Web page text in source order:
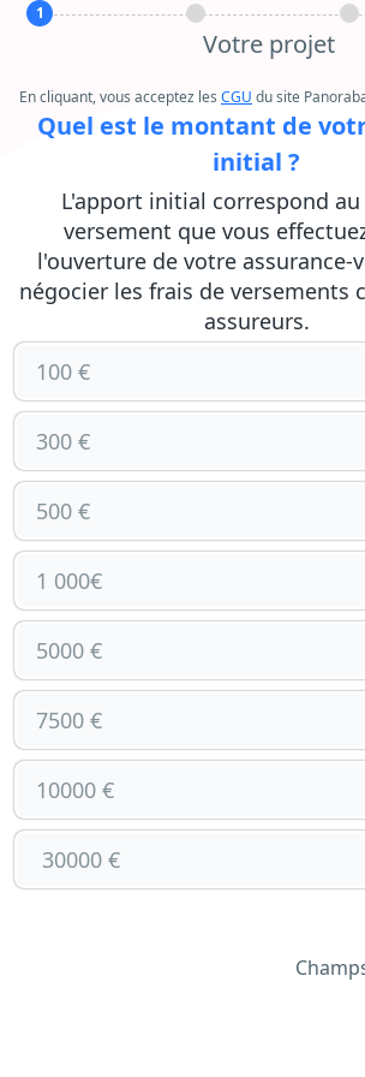
1
Votre projet
En cliquant, vous acceptez les CGU du site
Quel est le montant de
initial ?
L'apport initial correspond
versement que vous
l'ouverture de votre assurance-
négocier les frais de versements
assureurs.
100 €
300 €
500 €
1 000€
5000 €
7500 €
10000 €
30000 €